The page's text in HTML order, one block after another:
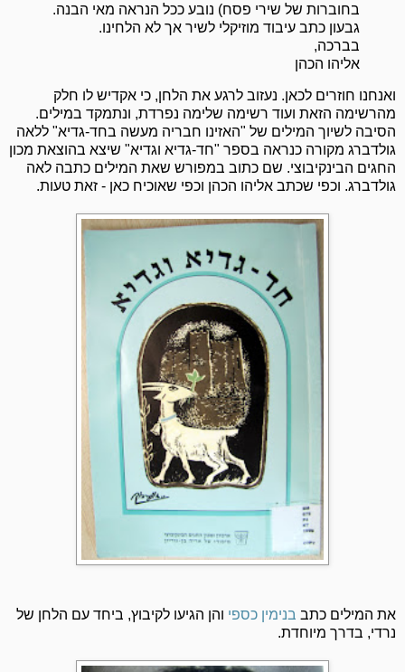
בחוברות של שירי פסח) נובע ככל הנראה מאי הבנה.
גבעון כתב עיבוד מוזיקלי לשיר אך לא הלחינו.
בברכה,
אליהו הכהן
ואנחנו חוזרים לכאן. נעזוב לרגע את הלחן, כי אקדיש לו חלק
מהרשימה הזאת ועוד רשימה שלימה נפרדת, ונתמקד במילים.
הסיבה לשיוך המילים של "האזינו חבריה מעשה בחד-גדיא" ללאה
גולדברג מקורה כנראה בספר "חד-גדיא וגדיא" שיצא בהוצאת מכון
החגים הבינקיבוצי. שם כתוב במפורש שאת המילים כתבה לאה
גולדברג. וכפי שכתב אליהו הכהן וכפי שאוכיח כאן - זאת טעות.
את המילים כתב בנימין כספי והן הגיעו לקיבוץ, ביחד עם הלחן של
נרדי, בדרך מיוחדת.